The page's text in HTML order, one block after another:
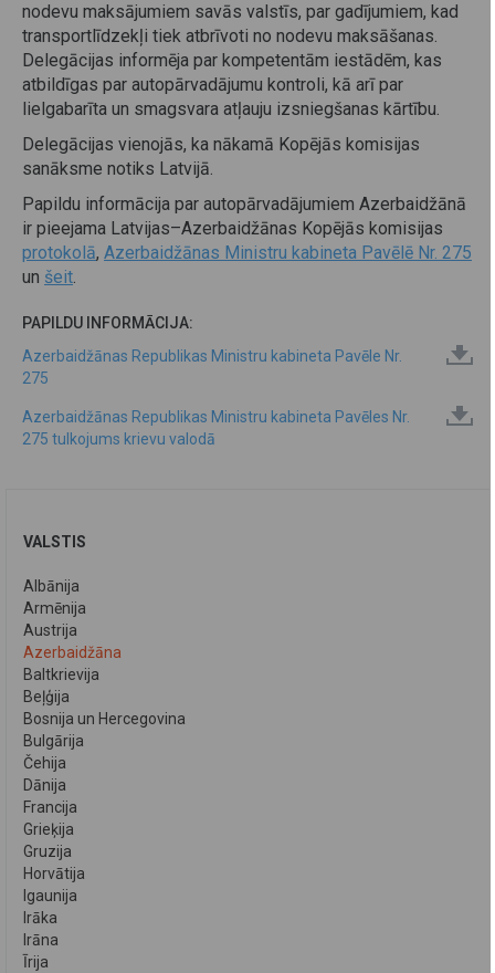
nodevu maksājumiem savās valstīs, par gadījumiem, kad
transportlīdzekļi tiek atbrīvoti no nodevu maksāšanas.
Delegācijas informēja par kompetentām iestādēm, kas
atbildīgas par autopārvadājumu kontroli, kā arī par
lielgabarīta un smagsvara atļauju izsniegšanas kārtību.
Delegācijas vienojās, ka nākamā Kopējās komisijas
sanāksme notiks Latvijā.
Papildu informācija par autopārvadājumiem Azerbaidžānā
ir pieejama Latvijas–Azerbaidžānas Kopējās komisijas
protokolā, Azerbaidžānas Ministru kabineta Pavēlē Nr. 275
un šeit.
PAPILDU INFORMĀCIJA:
Azerbaidžānas Republikas Ministru kabineta Pavēle Nr.
275
Azerbaidžānas Republikas Ministru kabineta Pavēles Nr.
275 tulkojums krievu valodā
VALSTIS
Albānija
Armēnija
Austrija
Azerbaidžāna
Baltkrievija
Beļģija
Bosnija un Hercegovina
Bulgārija
Čehija
Dānija
Francija
Grieķija
Gruzija
Horvātija
Igaunija
Irāka
Irāna
Īrija